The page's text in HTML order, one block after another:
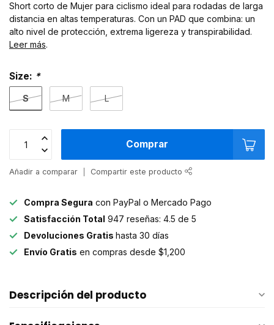
Short corto de Mujer para ciclismo ideal para rodadas de larga
distancia en altas temperaturas. Con un PAD que combina: un
alto nivel de protección, extrema ligereza y transpirabilidad.
Leer más.
Size: *
S M L
Comprar
Añadir a comparar Compartir este producto
Compra Segura con PayPal o Mercado Pago
Satisfacción Total 947 reseñas: 4.5 de 5
Devoluciones Gratis hasta 30 días
Envío Gratis en compras desde $1,200
Descripción del producto